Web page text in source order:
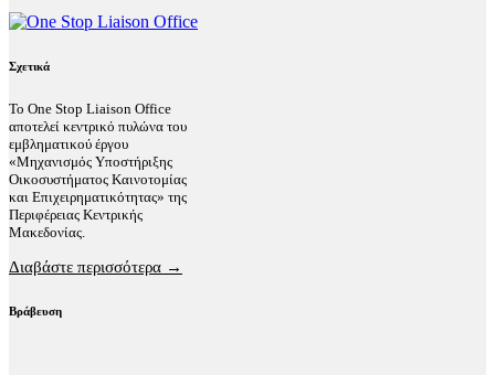
Σχετικά
Το One Stop Liaison Office
αποτελεί κεντρικό πυλώνα του
εμβληματικού έργου
«Μηχανισμός Υποστήριξης
Οικοσυστήματος Καινοτομίας
και Επιχειρηματικότητας» της
Περιφέρειας Κεντρικής
Μακεδονίας.
Διαβάστε περισσότερα →
Βράβευση